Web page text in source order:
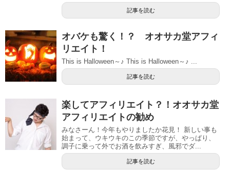
記事を読む
オバケも驚く！？ オオサカ堂アフィ
リエイト！
This is Halloween～♪ This is Halloween～♪ ...
記事を読む
楽してアフィリエイト？！オオサカ堂
アフィリエイトの勧め
みなさーん！今年もやりましたか花見！ 新しい事も
始まって、ウキウキのこの季節ですが、やっぱり、
調子に乗って外でお酒を飲みすぎ、風邪でダ...
記事を読む